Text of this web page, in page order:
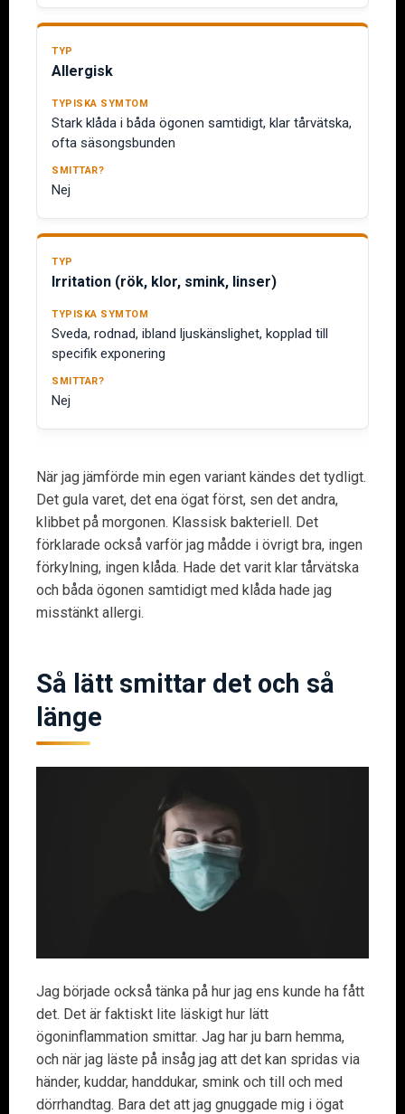
Allergisk
Stark klåda i båda ögonen samtidigt, klar tårvätska,
ofta säsongsbunden
Nej
Irritation (rök, klor, smink, linser)
Sveda, rodnad, ibland ljuskänslighet, kopplad till
specifik exponering
Nej
När jag jämförde min egen variant kändes det tydligt.
Det gula varet, det ena ögat först, sen det andra,
klibbet på morgonen. Klassisk bakteriell. Det
förklarade också varför jag mådde i övrigt bra, ingen
förkylning, ingen klåda. Hade det varit klar tårvätska
och båda ögonen samtidigt med klåda hade jag
misstänkt allergi.
Så lätt smittar det och så
länge
Jag började också tänka på hur jag ens kunde ha fått
det. Det är faktiskt lite läskigt hur lätt
ögoninflammation smittar. Jag har ju barn hemma,
och när jag läste på insåg jag att det kan spridas via
händer, kuddar, handdukar, smink och till och med
dörrhandtag. Bara det att jag gnuggade mig i ögat